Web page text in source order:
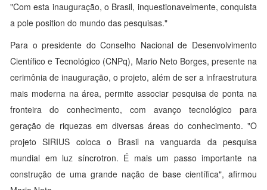
"Com esta inauguração, o Brasil, inquestionavelmente, conquista
a pole position do mundo das pesquisas."
Para o presidente do Conselho Nacional de Desenvolvimento
Científico e Tecnológico (CNPq), Mario Neto Borges, presente na
cerimônia de inauguração, o projeto, além de ser a infraestrutura
mais moderna na área, permite associar pesquisa de ponta na
fronteira do conhecimento, com avanço tecnológico para
geração de riquezas em diversas áreas do conhecimento. "O
projeto SIRIUS coloca o Brasil na vanguarda da pesquisa
mundial em luz síncrotron. É mais um passo importante na
construção de uma grande nação de base científica", afirmou